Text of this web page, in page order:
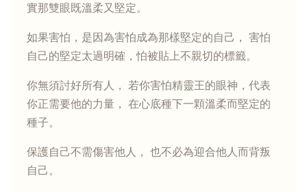
實那雙眼既溫柔又堅定。
如果害怕，是因為害怕成為那樣堅定的自己， 害怕
自己的堅定太過明確，怕被貼上不親切的標籤。
你無須討好所有人， 若你害怕精靈王的眼神，代表
你正需要他的力量， 在心底種下一顆溫柔而堅定的
種子。
保護自己不需傷害他人， 也不必為迎合他人而背叛
自己。